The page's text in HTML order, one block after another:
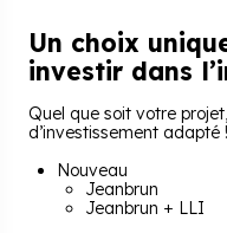
Un choix
investir dans
Quel que soit votre
d’investissement adapté !
Nouveau
Jeanbrun
Jeanbrun + LLI